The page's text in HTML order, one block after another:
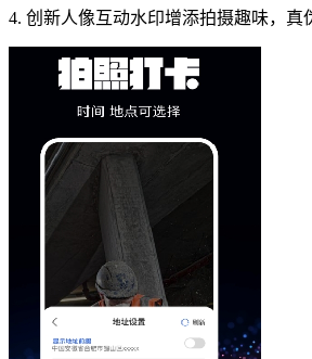
4. 创新人像互动水印增添拍摄趣味，真